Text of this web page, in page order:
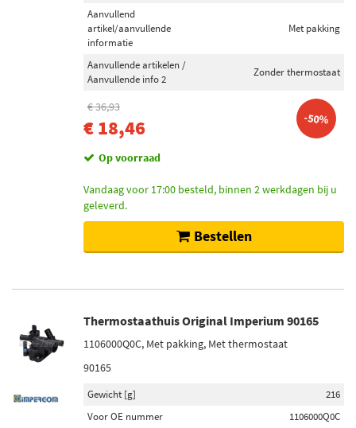
Aanvullend
artikel/aanvullende
informatie
Met pakking
Aanvullende artikelen /
Aanvullende info 2
Zonder thermostaat
€ 36,93
€ 18,46 -50%
Op voorraad
Vandaag voor 17:00 besteld, binnen 2 werkdagen bij u
geleverd.
Bestellen
Thermostaathuis Original Imperium 90165
1106000Q0C, Met pakking, Met thermostaat
90165
Gewicht [g]
216
Voor OE nummer
1106000Q0C